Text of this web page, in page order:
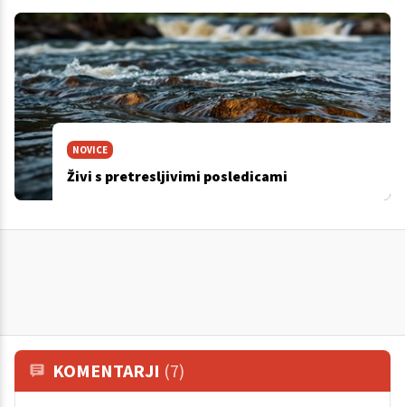
NOVICE
Živi s pretresljivimi posledicami
KOMENTARJI (7)